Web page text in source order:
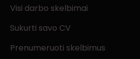
Visi darbo skelbimai
Sukurti savo CV
Prenumeruoti skelbimus